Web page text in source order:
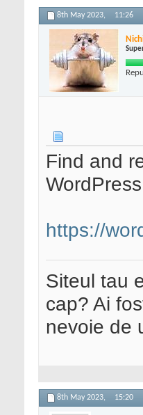
8th May 2023, 11:26
Find and
https://
Siteul tau
cap? Ai
nevoie de
8th May 2023, 15:20